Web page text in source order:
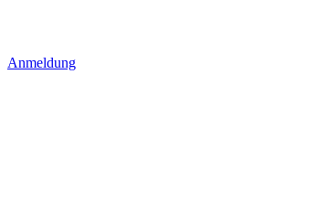
Anmeldung